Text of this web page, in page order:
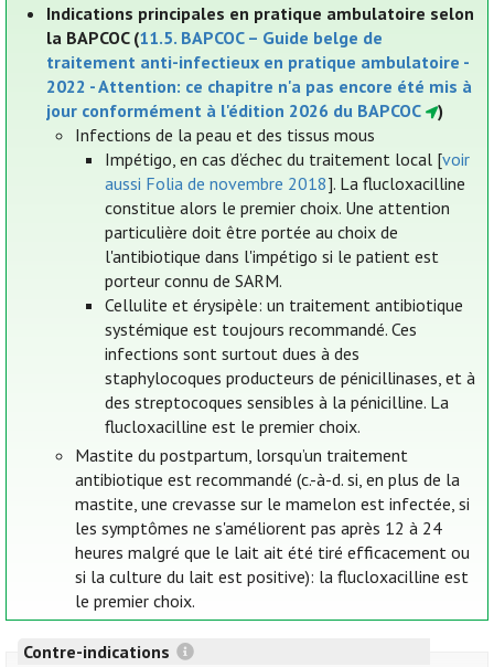
Indications principales en pratique ambulatoire selon
la BAPCOC (11.5. BAPCOC – Guide belge de
traitement anti-infectieux en pratique ambulatoire -
2022 - Attention: ce chapitre n'a pas encore été mis à
jour conformément à l'édition 2026 du BAPCOC
)
Infections de la peau et des tissus mous
Impétigo, en cas d’échec du traitement local [voir
aussi Folia de novembre 2018]. La flucloxacilline
constitue alors le premier choix. Une attention
particulière doit être portée au choix de
l'antibiotique dans l'impétigo si le patient est
porteur connu de SARM.
Cellulite et érysipèle: un traitement antibiotique
systémique est toujours recommandé. Ces
infections sont surtout dues à des
staphylocoques producteurs de pénicillinases, et à
des streptocoques sensibles à la pénicilline. La
flucloxacilline est le premier choix.
Mastite du postpartum, lorsqu’un traitement
antibiotique est recommandé (c.-à-d. si, en plus de la
mastite, une crevasse sur le mamelon est infectée, si
les symptômes ne s'améliorent pas après 12 à 24
heures malgré que le lait ait été tiré efficacement ou
si la culture du lait est positive): la flucloxacilline est
le premier choix.
Contre-indications